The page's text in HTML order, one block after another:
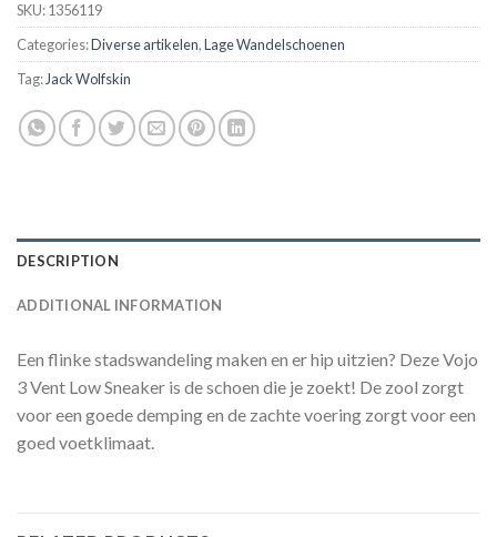
SKU:1356119
Categories:Diverse artikelen,Lage Wandelschoenen
Tag:Jack Wolfskin
DESCRIPTION
ADDITIONAL INFORMATION
Een flinke stadswandeling maken en er hip uitzien? Deze Vojo
3 Vent Low Sneaker is de schoen die je zoekt! De zool zorgt
voor een goede demping en de zachte voering zorgt voor een
goed voetklimaat.